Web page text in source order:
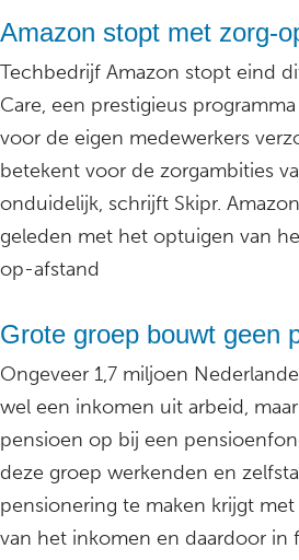
Amazon stopt met zorg-
Techbedrijf Amazon stopt eind
Care, een prestigieus
voor de eigen medewerkers
betekent voor de zorgambities
onduidelijk, schrijft Skipr.
geleden met het optuigen van
op-afstand
Grote groep bouwt geen
Ongeveer 1,7 miljoen
wel een inkomen uit arbeid,
pensioen op bij een
deze groep werkenden en
pensionering te maken krijgt
van het inkomen en daardoor in